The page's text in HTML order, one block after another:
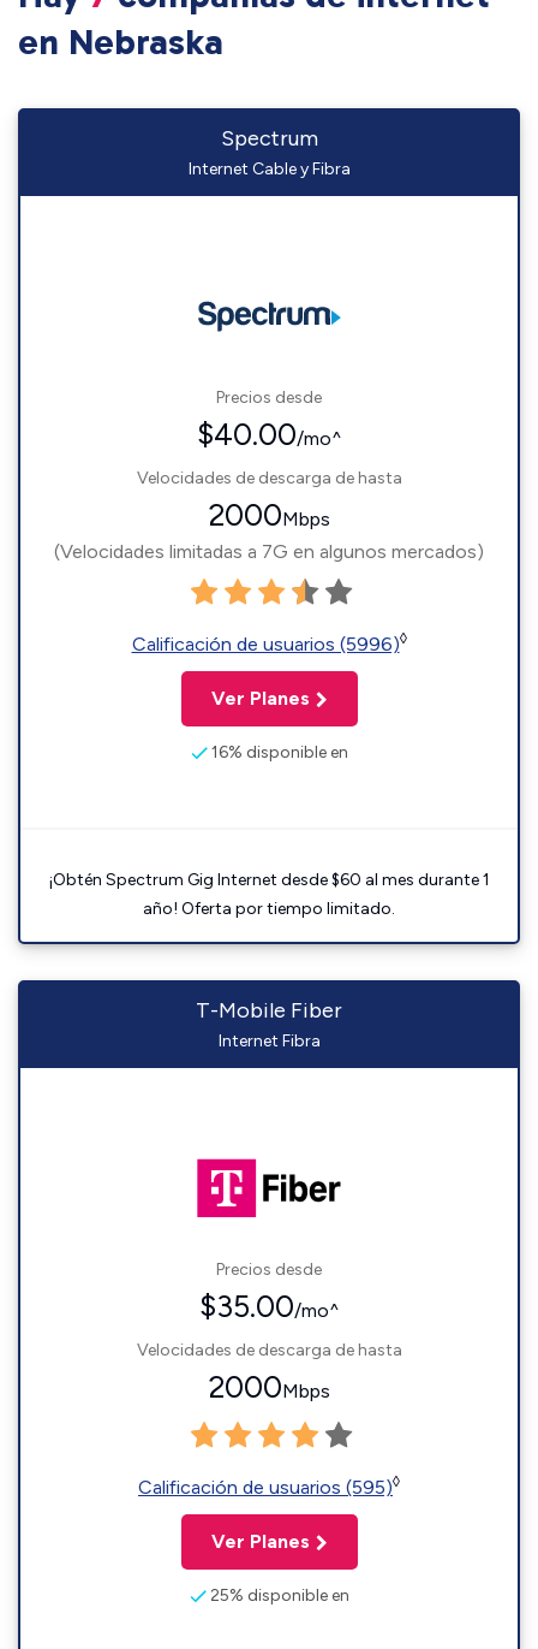
en Nebraska
Spectrum
Internet Cable y Fibra
Precios desde
$40.00/mo^
Velocidades de descarga de hasta
2000Mbps
(Velocidades limitadas a 7G en algunos mercados)
Calificación de usuarios (5996)◊
Ver Planes
16% disponible en
¡Obtén Spectrum Gig Internet desde $60 al mes durante 1
año! Oferta por tiempo limitado.
T-Mobile Fiber
Internet Fibra
Precios desde
$35.00/mo^
Velocidades de descarga de hasta
2000Mbps
Calificación de usuarios (595)◊
Ver Planes
25% disponible en